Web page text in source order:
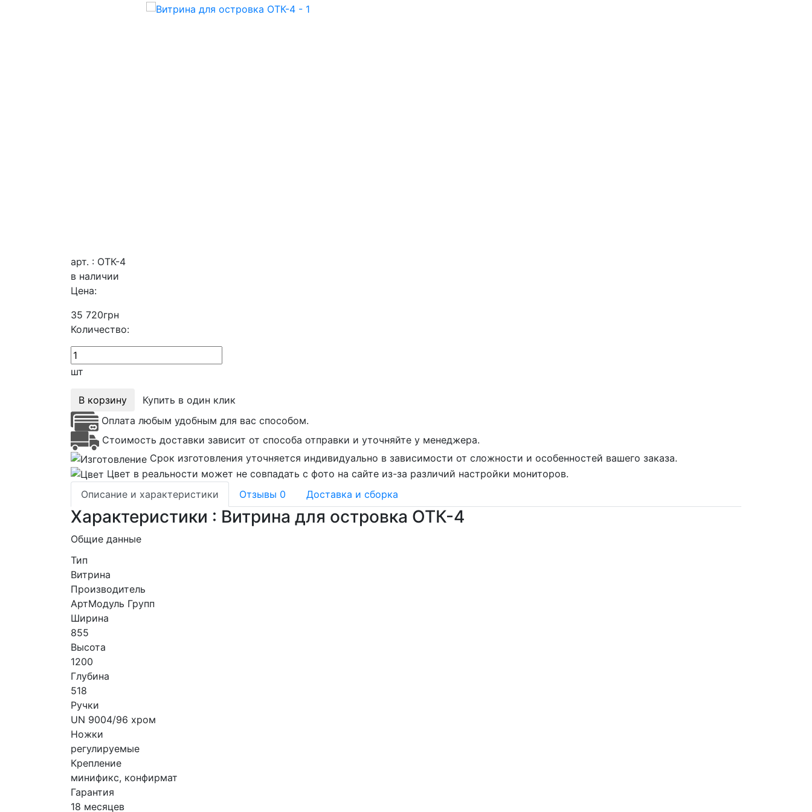
арт. : ОТК-4
в наличии
Цена:
35 720грн
Количество:
шт
В корзину
Купить в один клик
Оплата любым удобным для вас способом.
Стоимость доставки зависит от способа отправки и уточняйте у менеджера.
Срок изготовления уточняется индивидуально в зависимости от сложности и особенностей вашего заказа.
Цвет в реальности может не совпадать с фото на сайте из-за различий настройки мониторов.
Описание и характеристики
Отзывы 0 Доставка и сборка
Характеристики : Витрина для островка ОТК-4
Общие данные
Тип
Витрина
Производитель
АртМодуль Групп
Ширина
855
Высота
1200
Глубина
518
Ручки
UN 9004/96 хром
Ножки
регулируемые
Крепление
минификс, конфирмат
Гарантия
18 месяцев